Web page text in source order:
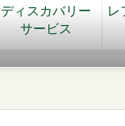
ディスカバリー
サービス
レ